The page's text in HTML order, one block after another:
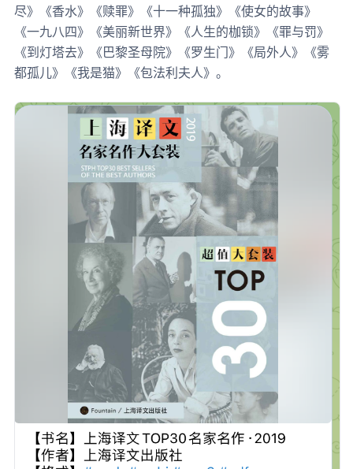
尽》《香水》《赎罪》《十一种孤独》《使女的故事》
《一九八四》《美丽新世界》《人生的枷锁》《罪与罚》
《到灯塔去》《巴黎圣母院》《罗生门》《局外人》《雾
都孤儿》《我是猫》《包法利夫人》。